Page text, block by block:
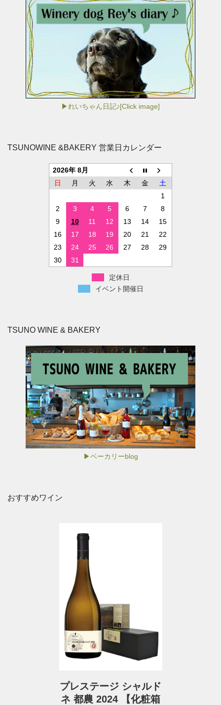
▶れいちゃん日記♪[Click image]
TSUNOWINE &BAKERY 営業日カレンダー
2026年 8月
日
月 火 水 木 金
土
1
2
3 4 5 6 7
8
9
10 11 12 13 14
15
16
17 18 19 20 21
22
23
24 25 26 27 28
29
30
31
定休日
イベント開催日
TSUNO WINE & BAKERY
▶ベーカリーblog
おすすめワイン
プレステージ シャルド
ネ 都農 2024 【化粧箱